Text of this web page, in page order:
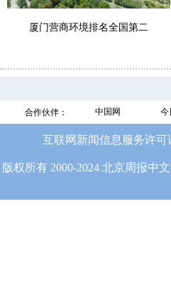
厦门营商环境排名全国第二
合作伙伴： 中国网 今
互联网新闻信息服务许可
版权所有 2000-2024 北京周报中